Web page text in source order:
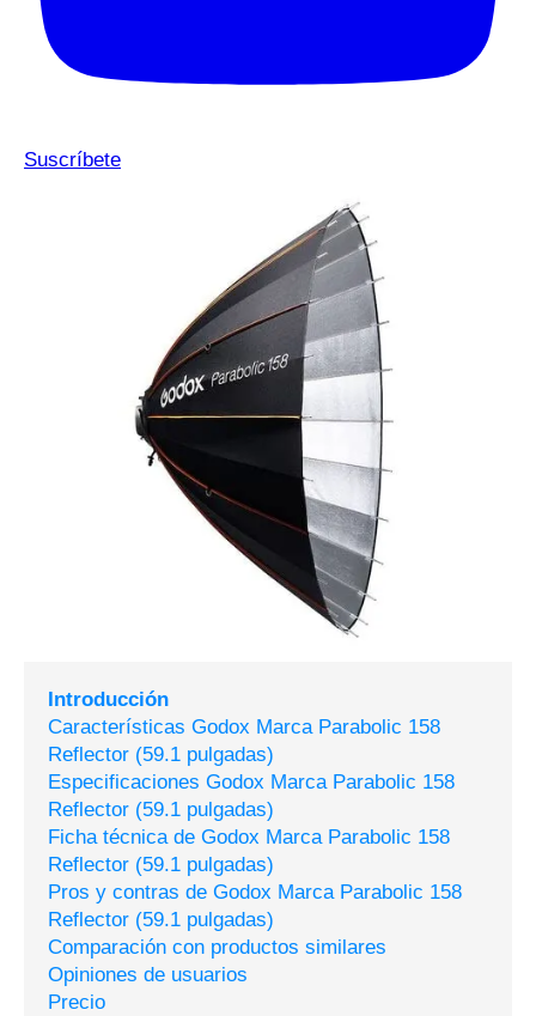
Suscríbete
Introducción
Características Godox Marca Parabolic 158
Reflector (59.1 pulgadas)
Especificaciones Godox Marca Parabolic 158
Reflector (59.1 pulgadas)
Ficha técnica de Godox Marca Parabolic 158
Reflector (59.1 pulgadas)
Pros y contras de Godox Marca Parabolic 158
Reflector (59.1 pulgadas)
Comparación con productos similares
Opiniones de usuarios
Precio